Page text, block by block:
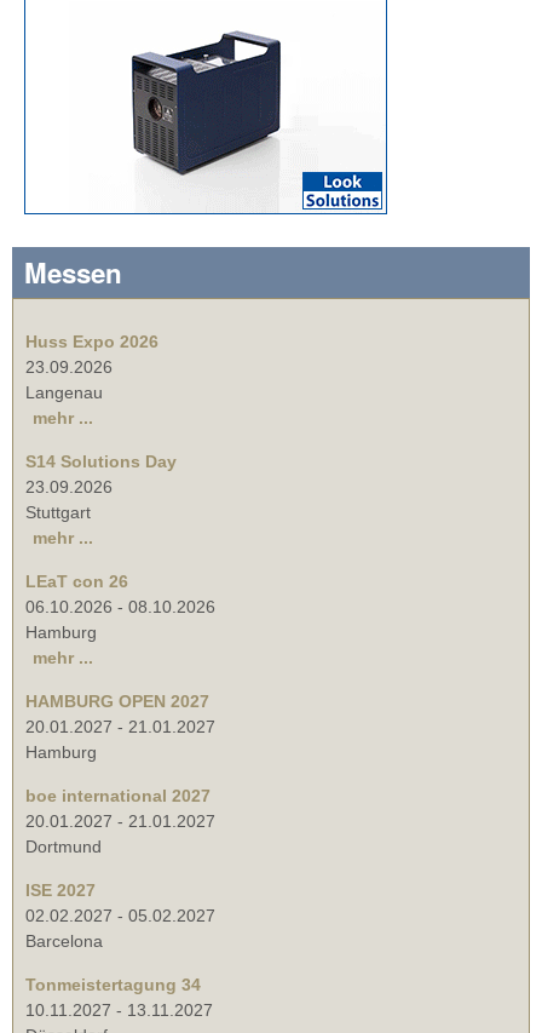
Messen
Huss Expo 2026
23.09.2026
Langenau
mehr ...
S14 Solutions Day
23.09.2026
Stuttgart
mehr ...
LEaT con 26
06.10.2026 - 08.10.2026
Hamburg
mehr ...
HAMBURG OPEN 2027
20.01.2027 - 21.01.2027
Hamburg
boe international 2027
20.01.2027 - 21.01.2027
Dortmund
ISE 2027
02.02.2027 - 05.02.2027
Barcelona
Tonmeistertagung 34
10.11.2027 - 13.11.2027